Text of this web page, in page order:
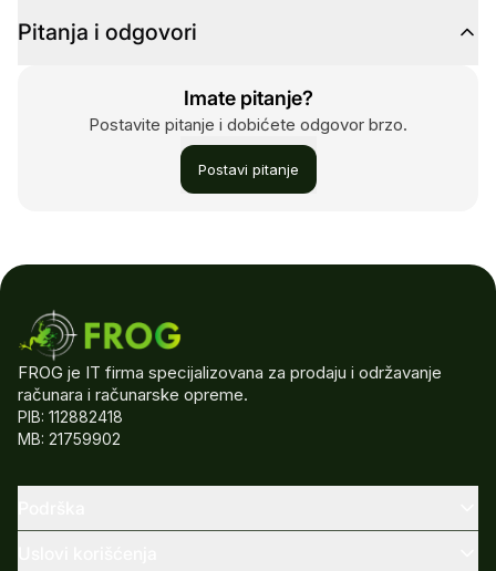
Pitanja i odgovori
Imate pitanje?
Postavite pitanje i dobićete odgovor brzo.
Postavi pitanje
FROG je IT firma specijalizovana za prodaju i održavanje
računara i računarske opreme.
PIB: 112882418
MB: 21759902